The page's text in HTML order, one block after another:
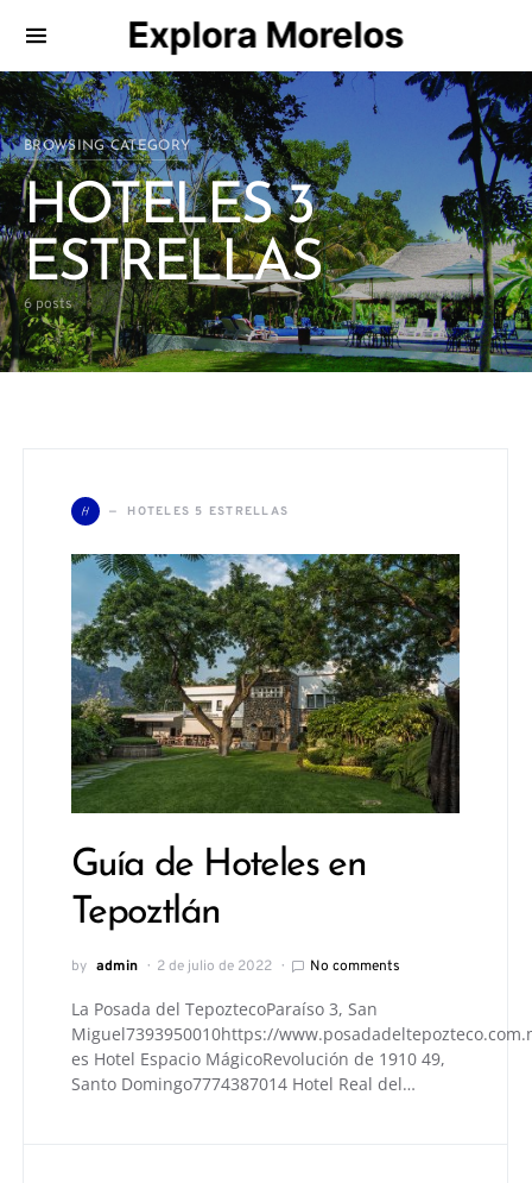
Explora Morelos
Search for:
BROWSING CATEGORY
HOTELES 3
ESTRELLAS
6 posts
H HOTELES 5 ESTRELLAS
Guía de Hoteles en
Tepoztlán
by admin 2 de julio de 2022 No comments
La Posada del TepoztecoParaíso 3, San
Miguel7393950010https://
es Hotel Espacio MágicoRevolución de 1910 49,
Santo Domingo7774387014 Hotel Real del…